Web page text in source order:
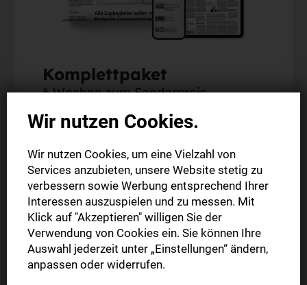
Komplettpaket
6 Wochen zum Sonderpreis
Alle Artikel im Web und in der StN-App
Die digitale Ausgabe als E-Paper (Mo.-So.)
Die gedruckte Ausgabe im Briefkasten (Mo.-Sa.)
6 Wochen nur
30,00 €
Jetzt bestellen
Wir nutzen Cookies.
Wir nutzen Cookies, um eine Vielzahl von
Services anzubieten, unsere Website stetig zu
verbessern sowie Werbung entsprechend Ihrer
Interessen auszuspielen und zu messen. Mit
Klick auf "Akzeptieren" willigen Sie der
Verwendung von Cookies ein. Sie können Ihre
Auswahl jederzeit unter „Einstellungen“ ändern,
anpassen oder widerrufen.